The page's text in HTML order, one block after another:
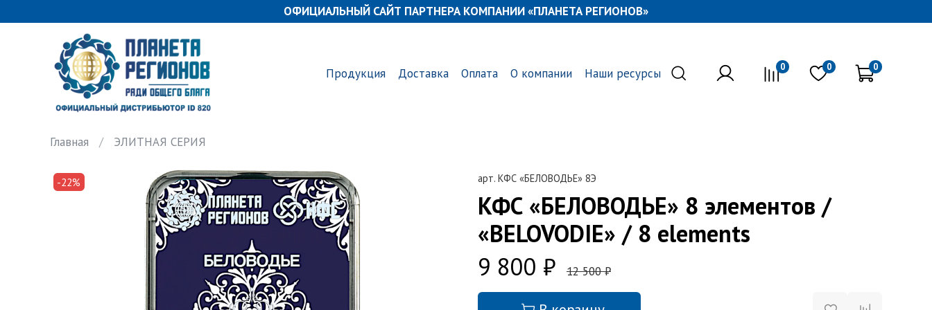
ОФИЦИАЛЬНЫЙ САЙТ ПАРТНЕРА КОМПАНИИ «ПЛАНЕТА РЕГИОНОВ»
Продукция Доставка Оплата О компании Наши ресурсы 0 0 0
Главная ЭЛИТНАЯ СЕРИЯ
-22% арт. КФС «БЕЛОВОДЬЕ» 8Э
КФС «БЕЛОВОДЬЕ» 8 элементов /
«BELOVODIE» / 8 elements
9 800 ₽
12 500 ₽